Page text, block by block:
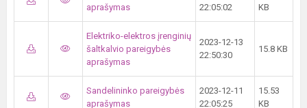
aprašymas
22:05:02
KB
Elektriko-elektros įrenginių
šaltkalvio pareigybės
aprašymas
2023-12-13
22:50:30
15.8 KB
Sandelininko pareigybės
aprašymas
2023-12-11
22:05:25
15.53
KB